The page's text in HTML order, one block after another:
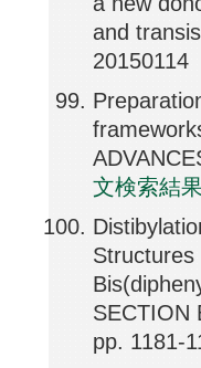
and
20150114
文検索結
Structures
SECTION
pp. 1181-